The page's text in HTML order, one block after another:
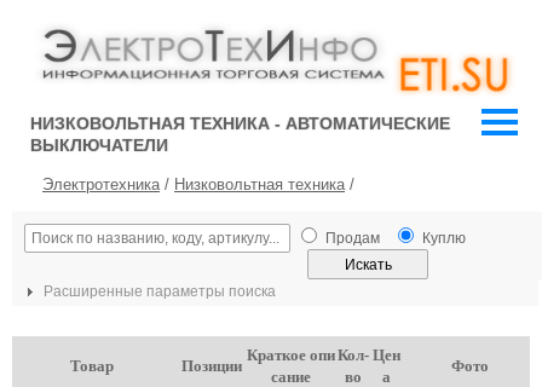
НИЗКОВОЛЬТНАЯ ТЕХНИКА - АВТОМАТИЧЕСКИЕ
ВЫКЛЮЧАТЕЛИ
Электротехника/ Низковольтная техника/
Продам Куплю
Расширенные параметры поиска
Товар Позиции
Краткое опи
сание
Кол-
во
Цен
а
Фото